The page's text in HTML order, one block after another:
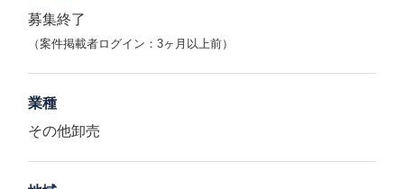
募集終了
（案件掲載者ログイン：3ヶ月以上前）
業種
その他卸売